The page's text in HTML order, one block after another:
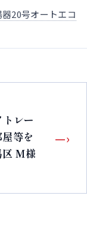
器20号オートエコ
レー
等を
区 M様
—›